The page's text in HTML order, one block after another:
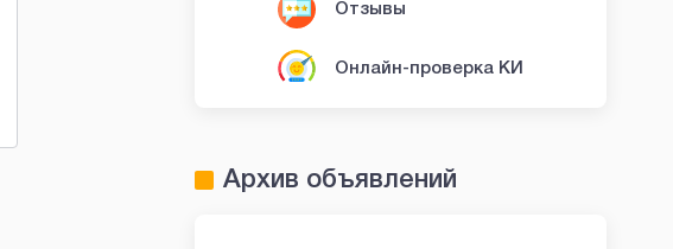
Отзывы
Онлайн-проверка КИ
Архив объявлений